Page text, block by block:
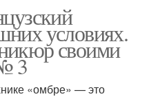
условиях.
своими
3
«омбре» — это